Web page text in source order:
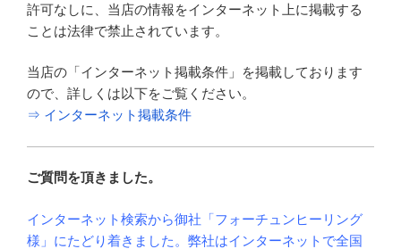
許可なしに、当店の情報をインターネット上に掲載する
ことは法律で禁止されています。
当店の「インターネット掲載条件」を掲載しております
ので、詳しくは以下をご覧ください。
⇒ インターネット掲載条件
ご質問を頂きました。
インターネット検索から御社「フォーチュンヒーリング
様」にたどり着きました。弊社はインターネットで全国